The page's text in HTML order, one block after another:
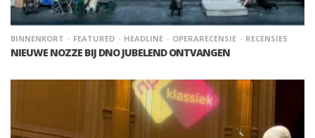
BINNENKORT FEATURED HEADLINE OPERARECENSIE RECENSIES
NIEUWE NOZZE BIJ DNO JUBELEND ONTVANGEN